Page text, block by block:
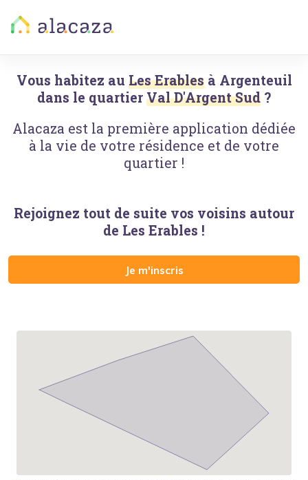
Vous habitez au Les Erablesà Argenteuil
dans le quartier Val D'Argent Sud ?
Alacaza est la première application dédiée
à la vie de votre résidence et de votre
quartier !
Rejoignez tout de suite vos voisins autour
de Les Erables !
Je m'inscris